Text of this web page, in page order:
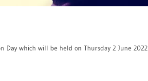
Day which will be held on Thursday 2 June 2022